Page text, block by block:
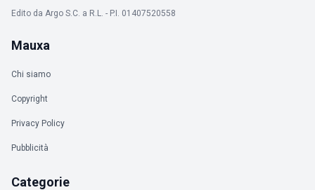
Edito da Argo S.C. a R.L. - P.I. 01407520558
Mauxa
Chi siamo
Copyright
Privacy Policy
Pubblicità
Categorie